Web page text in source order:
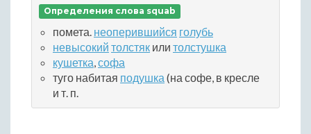
Определения слова squab
помета. неоперившийся голубь
невысокий толстяк или толстушка
кушетка,софа
туго набитая подушка (на софе, в кресле
и т. п.